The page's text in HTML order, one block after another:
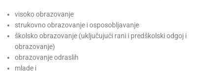
visoko obrazovanje
strukovno obrazovanje i osposobljavanje
školsko obrazovanje (uključujući rani i predškolski odgoj i
obrazovanje)
obrazovanje odraslih
mlade i